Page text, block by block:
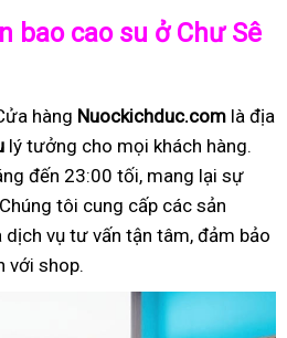
bao cao su ở Chư Sê
hàng Nuockichduc.com là địa
lý tưởng cho mọi khách hàng.
đến 23:00 tối, mang lại sự
tôi cung cấp các sản
vụ tư vấn tận tâm, đảm bảo
với shop.